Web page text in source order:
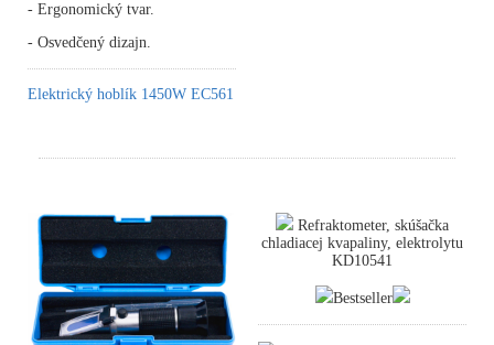
- Ergonomický tvar.
- Osvedčený dizajn.
Elektrický hoblík 1450W EC561
Refraktometer, skúšačka
chladiacej kvapaliny, elektrolytu
KD10541
Bestseller